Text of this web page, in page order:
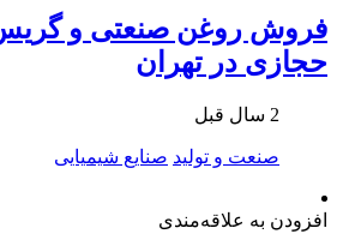
فروش روغن صنعتی و
حجازی در تهران
2 سال قبل
صنعت و تولید صنایع شیمیایی
افزودن به علاقه‌مندی